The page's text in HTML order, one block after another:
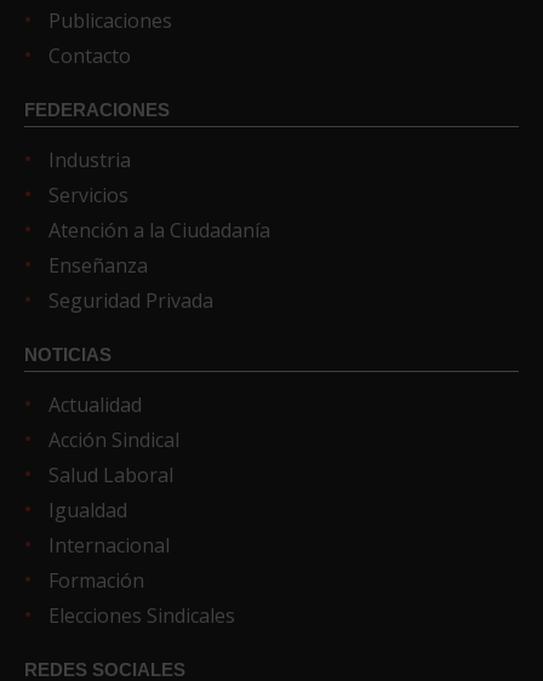
Publicaciones
Contacto
FEDERACIONES
Industria
Servicios
Atención a la Ciudadanía
Enseñanza
Seguridad Privada
NOTICIAS
Actualidad
Acción Sindical
Salud Laboral
Igualdad
Internacional
Formación
Elecciones Sindicales
REDES SOCIALES